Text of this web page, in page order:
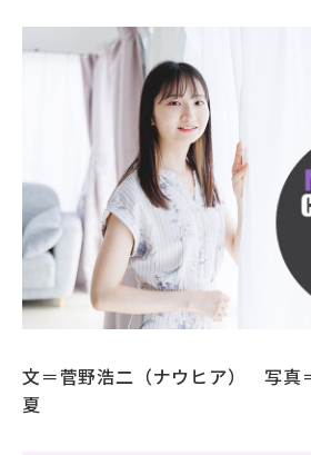
各種手続き・ご案内
卒業後の学び
武蔵野TV
よくあるご質問 プ
サイトポリシー
文＝菅野浩二（ナウヒア） 写真
夏